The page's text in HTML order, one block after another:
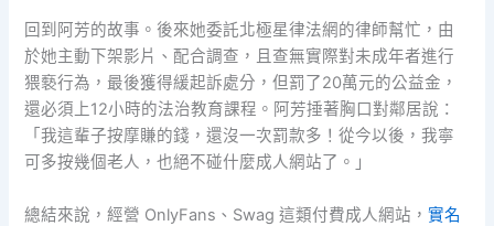
回到阿芳的故事。後來她委託北極星律法網的律師幫忙，由
於她主動下架影片、配合調查，且查無實際對未成年者進行
猥褻行為，最後獲得緩起訴處分，但罰了20萬元的公益金，
還必須上12小時的法治教育課程。阿芳捶著胸口對鄰居說：
「我這輩子按摩賺的錢，還沒一次罰款多！從今以後，我寧
可多按幾個老人，也絕不碰什麼成人網站了。」
總結來說，經營 OnlyFans、Swag 這類付費成人網站，實名